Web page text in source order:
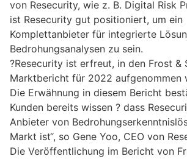
von Resecurity, wie z. B. Digital Risk
ist Resecurity gut positioniert, um ein
Komplettanbieter für integrierte
Bedrohungsanalysen zu sein.
?Resecurity ist erfreut, in den Frost &
Marktbericht für 2022 aufgenommen
Die Erwähnung in diesem Bericht
Kunden bereits wissen ? dass
Anbieter von
Markt ist“, so Gene Yoo, CEO von
Die Veröffentlichung im Bericht von